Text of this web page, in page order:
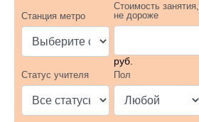
Станция метро
Стоимость занятия,
не дороже
руб.
Статус учителя Пол